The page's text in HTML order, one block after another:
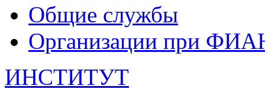
Общие службы
Организации при
ИНСТИТУТ